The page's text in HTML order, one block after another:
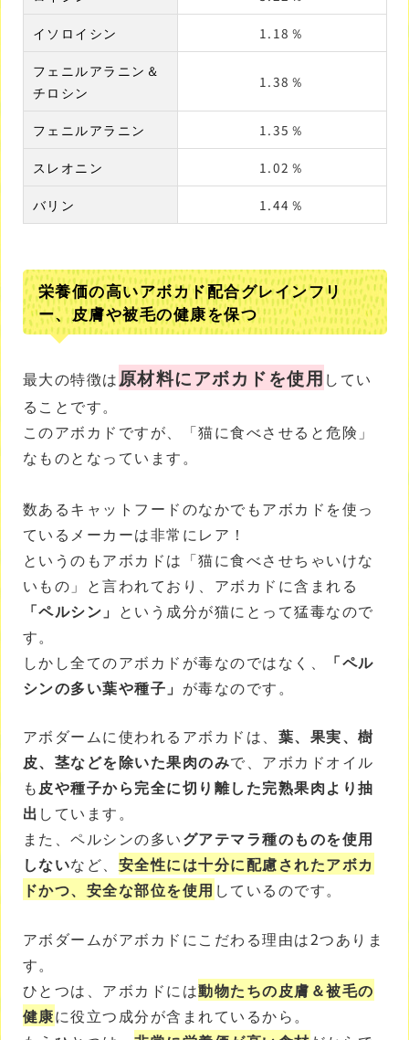
イソロイシン 1.18％
フェニルアラニン＆
チロシン
1.38％
フェニルアラニン 1.35％
スレオニン 1.02％
バリン 1.44％
栄養価の高いアボカド配合グレインフリ
ー、皮膚や被毛の健康を保つ
最大の特徴は 原材料にアボカドを使用 してい
ることです。
このアボカドですが、「猫に食べさせると危険」
なものとなっています。
数あるキャットフードのなかでもアボカドを使っ
ているメーカーは非常にレア！
というのもアボカドは「猫に食べさせちゃいけな
いもの」と言われており、アボカドに含まれる
「ペルシン」 という成分が猫にとって猛毒なので
す。
しかし全てのアボカドが毒なのではなく、
「ペル
シンの多い葉や種子」 が毒なのです。
アボダームに使われるアボカドは、 葉、果実、樹
皮、茎などを除いた果肉のみで、アボカドオイル
も皮や種子から完全に切り離した完熟果肉より抽
出 しています。
また、ペルシンの多いグアテマラ種のものを使用
しないなど、 安全性には十分に配慮されたアボカ
ドかつ、安全な部位を使用 しているのです。
アボダームがアボカドにこだわる理由は2つありま
す。
ひとつは、アボカドには動物たちの皮膚＆被毛の
健康に役立つ成分が含まれているから。